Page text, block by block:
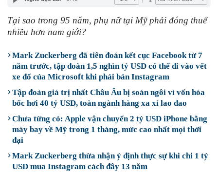
Tại sao trong 95 năm, phụ nữ tại Mỹ phải đóng thuế
nhiều hơn nam giới?
Mark Zuckerberg đã tiên đoán kết cục Facebook từ 7
năm trước, tập đoàn 1,5 nghìn tỷ USD có thể đi vào vết
xe đổ của Microsoft khi phải bán Instagram
Tập đoàn giá trị nhất Châu Âu bị soán ngôi vì vốn hóa
bốc hơi 40 tỷ USD, toàn ngành hàng xa xỉ lao đao
Chưa từng có: Apple vận chuyển 2 tỷ USD iPhone bằng
máy bay về Mỹ trong 1 tháng, mức cao nhất mọi thời
đại
Mark Zuckerberg thừa nhận ý định thực sự khi chi 1 tỷ
USD mua Instagram cách đây 13 năm